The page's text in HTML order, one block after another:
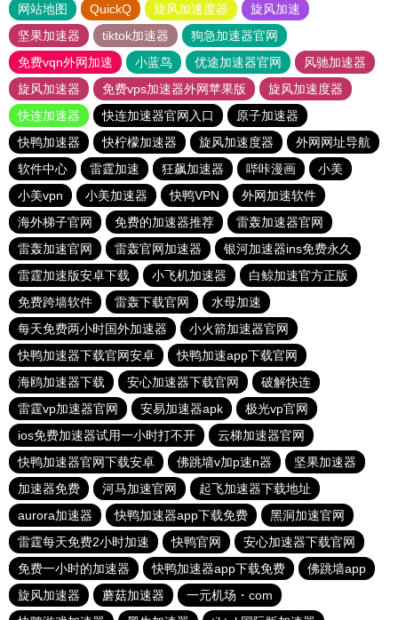
网站地图 QuickQ 旋风加速度器
旋风加速
坚果加速器
tiktok加速器
狗急加速器官网
免费vqn外网加速
小蓝鸟 优途加速器官网
风驰加速器
旋风加速器
免费vps加速器外网苹果版
旋风加速度器
快连加速器
快连加速器官网入口
原子加速器
快鸭加速器
快柠檬加速器 旋风加速度器
外网网址导航
软件中心
雷霆加速 狂飙加速器 哔咔漫画
小美
小美vpn
小美加速器 快鸭VPN
外网加速软件
海外梯子官网
免费的加速器推荐
雷轰加速器官网
雷轰加速官网
雷轰官网加速器
银河加速器ins免费永久
雷霆加速版安卓下载
小飞机加速器
白鲸加速官方正版
免费跨墙软件
雷轰下载官网
水母加速
每天免费两小时国外加速器
小火箭加速器官网
快鸭加速器下载官网安卓
快鸭加速app下载官网
海鸥加速器下载
安心加速器下载官网
破解快连
雷霆vp加速器官网
安易加速器apk
极光vp官网
ios免费加速器试用一小时打不开
云梯加速器官网
快鸭加速器官网下载安卓
佛跳墙v加p速n器
坚果加速器
加速器免费
河马加速官网
起飞加速器下载地址
aurora加速器
快鸭加速器app下载免费
黑洞加速官网
雷霆每天免费2小时加速
快鸭官网
安心加速器下载官网
免费一小时的加速器
快鸭加速器app下载免费
佛跳墙app
旋风加速器
蘑菇加速器
一元机场・com